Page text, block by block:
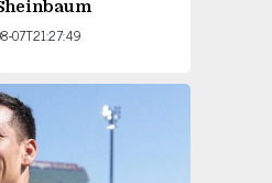
07T21:27:49